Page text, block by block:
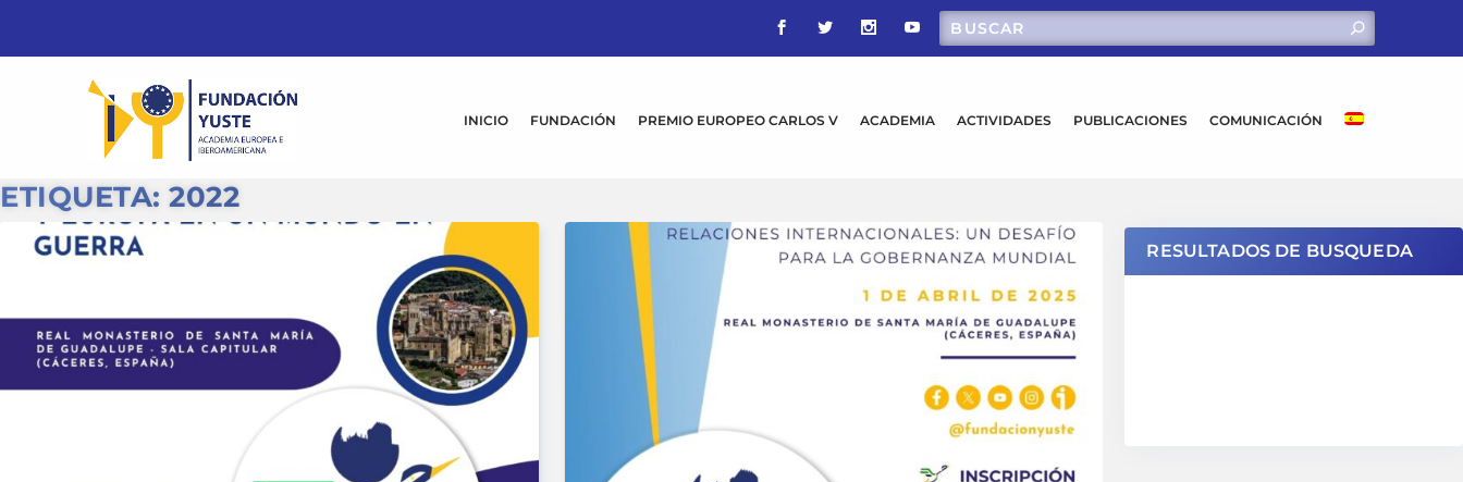
INICIO FUNDACIÓN PREMIO EUROPEO CARLOS V ACADEMIA ACTIVIDADES PUBLICACIONES COMUNICACIÓN
ETIQUETA: 2022
RESULTADOS DE BUSQUEDA